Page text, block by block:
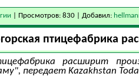
| Просмотров: 830 | Добавил:
птицефабрика
расширит
передает Kazakhstan